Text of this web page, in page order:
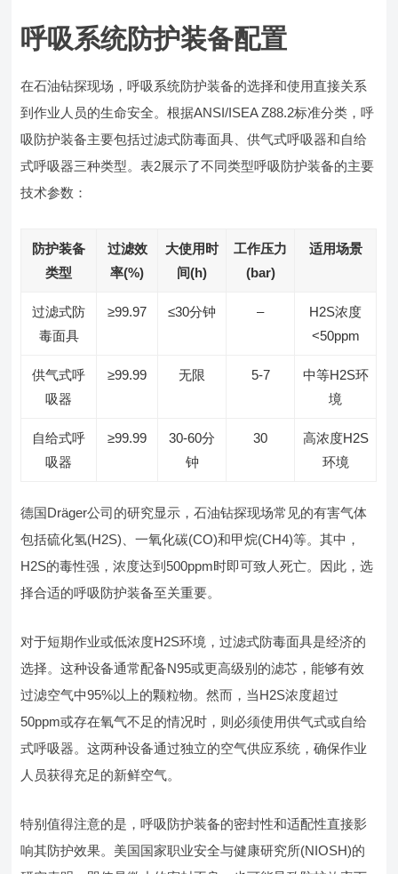
呼吸系统防护装备配置
在石油钻探现场，呼吸系统防护装备的选择和使用直接关系
到作业人员的生命安全。根据ANSI/ISEA Z88.2标准分类，呼
吸防护装备主要包括过滤式防毒面具、供气式呼吸器和自给
式呼吸器三种类型。表2展示了不同类型呼吸防护装备的主要
技术参数：
防护装备
类型
过滤效
率(%)
大使用时
间(h)
工作压力
(bar)
适用场景
过滤式防
毒面具
≥99.97 ≤30分钟 –
H2S浓度
<50ppm
供气式呼
吸器
≥99.99 无限 5-7
中等H2S环
境
自给式呼
吸器
≥99.99
30-60分
钟
30
高浓度H2S
环境
德国Dräger公司的研究显示，石油钻探现场常见的有害气体
包括硫化氢(H2S)、一氧化碳(CO)和甲烷(CH4)等。其中，
H2S的毒性强，浓度达到500ppm时即可致人死亡。因此，选
择合适的呼吸防护装备至关重要。
对于短期作业或低浓度H2S环境，过滤式防毒面具是经济的
选择。这种设备通常配备N95或更高级别的滤芯，能够有效
过滤空气中95%以上的颗粒物。然而，当H2S浓度超过
50ppm或存在氧气不足的情况时，则必须使用供气式或自给
式呼吸器。这两种设备通过独立的空气供应系统，确保作业
人员获得充足的新鲜空气。
特别值得注意的是，呼吸防护装备的密封性和适配性直接影
响其防护效果。美国国家职业安全与健康研究所(NIOSH)的